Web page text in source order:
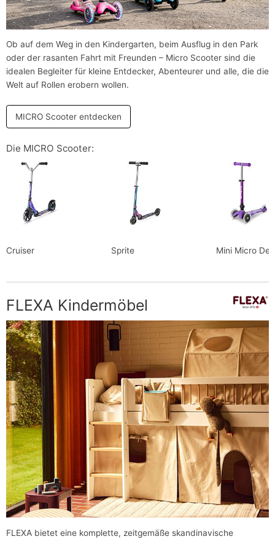
Ob auf dem Weg in den Kindergarten, beim Ausflug in den Park
oder der rasanten Fahrt mit Freunden – Micro Scooter sind die
idealen Begleiter für kleine Entdecker, Abenteurer und alle, die die
Welt auf Rollen erobern wollen.
MICRO Scooter entdecken
Die MICRO Scooter:
Cruiser Sprite Mini Micro
FLEXA Kindermöbel
FLEXA bietet eine komplette, zeitgemäße skandinavische